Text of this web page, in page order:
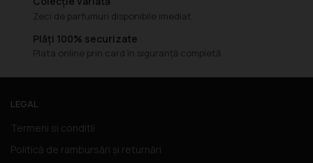
Zeci de parfumuri disponibile imediat
Plăți 100% securizate
Plata online prin card în siguranță completă
LEGAL
Termeni si conditii
Politică de rambursări și returnări